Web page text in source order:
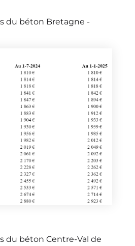
du béton Bretagne -
du béton Centre-Val de